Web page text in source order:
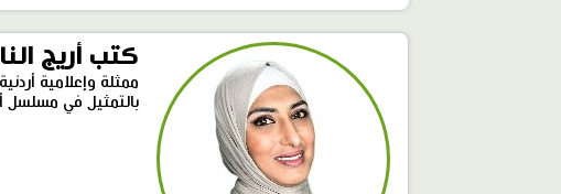
كتب أريج
ممثلة وإعلامية
بالتمثيل في